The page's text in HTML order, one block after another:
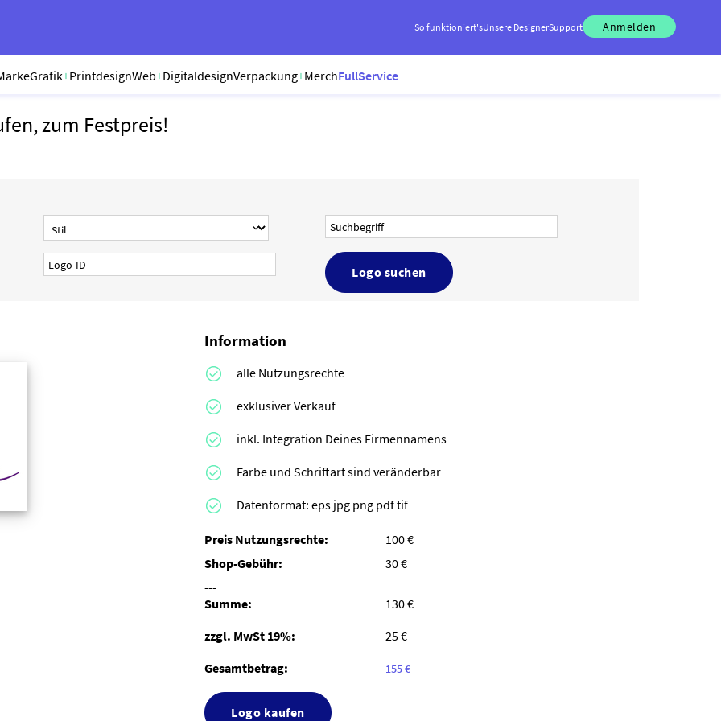
So funktioniert'sUnsere DesignerSupport Anmelden
Grafik+PrintdesignWeb+DigitaldesignVerpackung+MerchFullService
zum Festpreis!
Logo suchen
Information
alle Nutzungsrechte
exklusiver Verkauf
inkl. Integration Deines Firmennamens
Farbe und Schriftart sind veränderbar
Datenformat: eps jpg png pdf tif
Preis Nutzungsrechte:
100 €
Shop-Gebühr:
30 €
---
Summe:
130 €
zzgl. MwSt 19%:
25 €
Gesamtbetrag:
155 €
Logo kaufen